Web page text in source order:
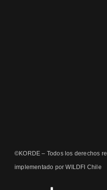
©KORDE – Todos los derechos
implementado por WILDFI Chile